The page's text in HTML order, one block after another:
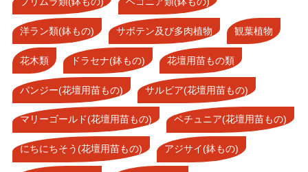
洋ラン類(鉢もの) サボテン及び多肉植物 観葉植物
花木類 ドラセナ(鉢もの) 花壇用苗もの類
パンジー(花壇用苗もの) サルビア(花壇用苗もの)
マリーゴールド(花壇用苗もの) ペチュニア(花壇用苗もの)
にちにちそう(花壇用苗もの) アジサイ(鉢もの)